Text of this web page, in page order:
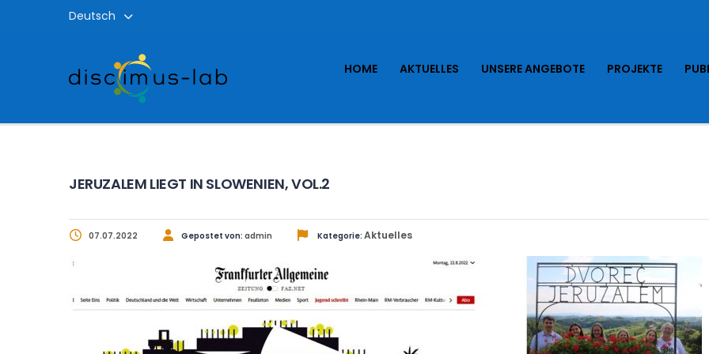
Deutsch
HOME AKTUELLES UNSERE ANGEBOTE PROJEKTE
JERUZALEM LIEGT IN SLOWENIEN, VOL.2
07.07.2022 Gepostet von: admin Kategorie: Aktuelles